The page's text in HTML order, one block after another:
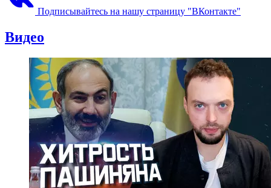
Подписывайтесь на нашу страницу "ВКонтакте"
Видео